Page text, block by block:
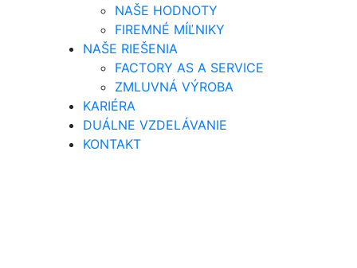
NAŠE HODNOTY
FIREMNÉ MÍĽNIKY
NAŠE RIEŠENIA
FACTORY AS A SERVICE
ZMLUVNÁ VÝROBA
KARIÉRA
DUÁLNE VZDELÁVANIE
KONTAKT